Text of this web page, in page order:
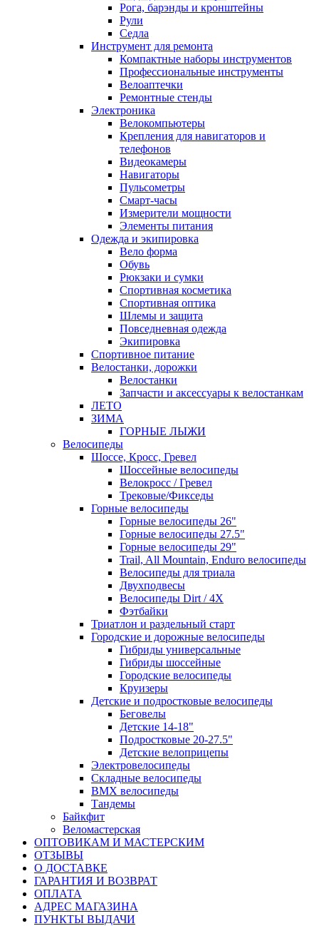
Рога, барэнды и кронштейны
Рули
Седла
Инструмент для ремонта
Компактные наборы инструментов
Профессиональные инструменты
Велоаптечки
Ремонтные стенды
Электроника
Велокомпьютеры
Крепления для навигаторов и
телефонов
Видеокамеры
Навигаторы
Пульсометры
Смарт-часы
Измерители мощности
Элементы питания
Одежда и экипировка
Вело форма
Обувь
Рюкзаки и сумки
Спортивная косметика
Спортивная оптика
Шлемы и защита
Повседневная одежда
Экипировка
Спортивное питание
Велостанки, дорожки
Велостанки
Запчасти и аксессуары к велостанкам
ЛЕТО
ЗИМА
ГОРНЫЕ ЛЫЖИ
Велосипеды
Шоссе, Кросс, Гревел
Шоссейные велосипеды
Велокросс / Гревел
Трековые/Фикседы
Горные велосипеды
Горные велосипеды 26"
Горные велосипеды 27.5"
Горные велосипеды 29"
Trail, All Mountain, Enduro велосипеды
Велосипеды для триала
Двухподвесы
Велосипеды Dirt / 4X
Фэтбайки
Триатлон и раздельный старт
Городские и дорожные велосипеды
Гибриды универсальные
Гибриды шоссейные
Городские велосипеды
Круизеры
Детские и подростковые велосипеды
Беговелы
Детские 14-18"
Подростковые 20-27.5"
Детские велоприцепы
Электровелосипеды
Складные велосипеды
BMX велосипеды
Тандемы
Байкфит
Веломастерская
ОПТОВИКАМ И МАСТЕРСКИМ
ОТЗЫВЫ
О ДОСТАВКЕ
ГАРАНТИЯ И ВОЗВРАТ
ОПЛАТА
АДРЕС МАГАЗИНА
ПУНКТЫ ВЫДАЧИ